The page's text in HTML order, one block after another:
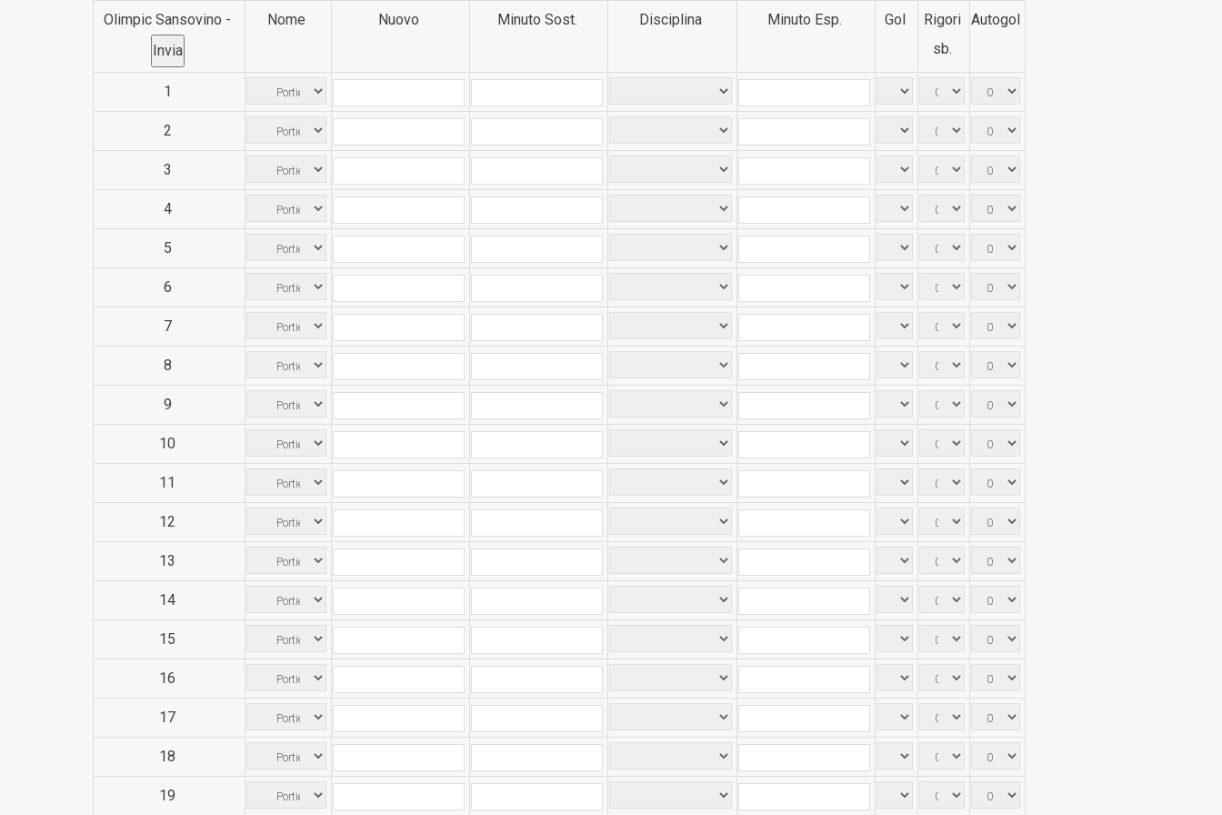
Olimpic Sansovino - Nome Nuovo Minuto Sost. Disciplina Minuto Esp. Gol
Rigori
sb.
Autogol
1
2
3
4
5
6
7
8
9
10
11
12
13
14
15
16
17
18
19